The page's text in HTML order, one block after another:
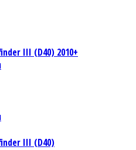
III (D40) 2010+
III (D40)